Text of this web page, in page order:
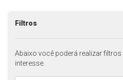
Filtros
Abaixo você poderá realizar
interesse.